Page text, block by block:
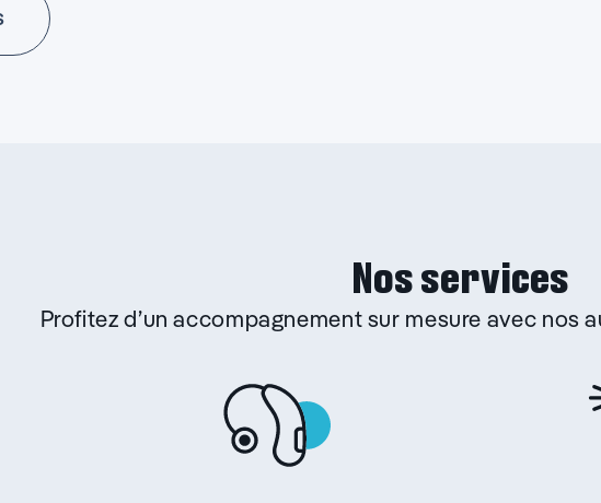
Nos services
Profitez d’un accompagnement sur mesure avec nos